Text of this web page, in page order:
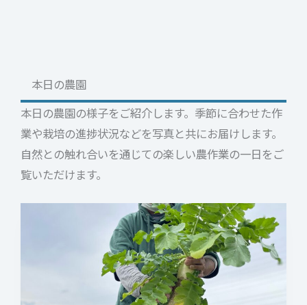
本日の農園
本日の農園の様子をご紹介します。季節に合わせた作
業や栽培の進捗状況などを写真と共にお届けします。
自然との触れ合いを通じての楽しい農作業の一日をご
覧いただけます。